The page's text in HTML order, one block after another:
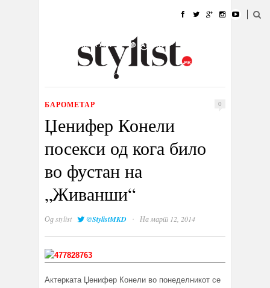
УБАВИНА
КУЛТУРА @РАБОТА
ИЗЛОГ
БАРОМЕТАР 0
Џенифер Конели
посекси од кога било
во фустан на
„Живанши“
Одstylist @StylistMKD · На март 12, 2014
Aктерката Џенифер Конели во понеделникот се